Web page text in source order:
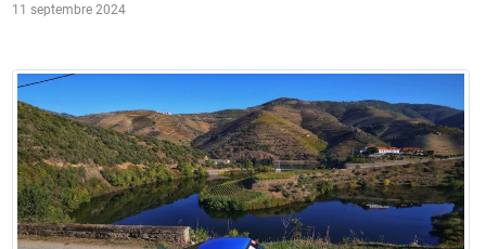
11 septembre 2024